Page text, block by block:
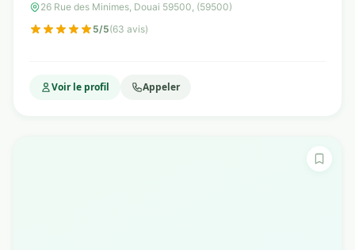
26 Rue des Minimes, Douai 59500, (59500)
5/5(63 avis)
Voir le profil Appeler